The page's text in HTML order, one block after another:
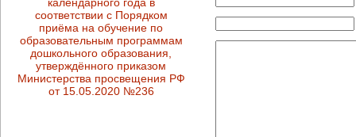
соответствии с Порядком
приёма на обучение по
образовательным программам
дошкольного образования,
утверждённого приказом
Министерства просвещения РФ
от 15.05.2020 №236